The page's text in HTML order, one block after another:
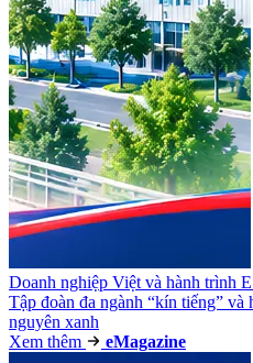
Doanh nghiệp Việt và hành trình
Tập đoàn đa ngành “kín tiếng”
nguyên xanh
Xem thêm
eMagazine